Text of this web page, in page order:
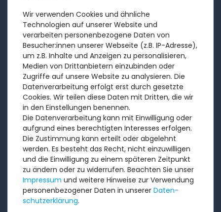
Wir verwenden Cookies und ähnliche
Technologien auf unserer Website und
verarbeiten personenbezogene Daten von
Besucher:innen unserer Webseite (z.B. IP-Adresse),
um z.B. Inhalte und Anzeigen zu personalisieren,
Medien von Drittanbietern einzubinden oder
Zugriffe auf unsere Website zu analysieren. Die
Datenverarbeitung erfolgt erst durch gesetzte
Cookies. Wir teilen diese Daten mit Dritten, die wir
in den Einstellungen benennen.
Die Datenverarbeitung kann mit Einwilligung oder
aufgrund eines berechtigten Interesses erfolgen.
Die Zustimmung kann erteilt oder abgelehnt
werden. Es besteht das Recht, nicht einzuwilligen
und die Einwilligung zu einem späteren Zeitpunkt
zu ändern oder zu widerrufen. Beachten Sie unser
Impressum und weitere Hinweise zur Verwendung
personenbezogener Daten in unserer Daten­
schutz­erklärung.
Ankauf
Referenzen
Bewertungen
Versandkosten
Zahlungsarten
RECHTLICHES
AGB
Widerrufs­recht
Batterieentsorgung
Datenschutzerklärung
Barrierefreiheitserklärung
Impressum